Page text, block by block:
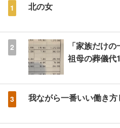
1 北の女
2
「家族だけ
祖母の葬儀代
3 我ながら一番いい働き